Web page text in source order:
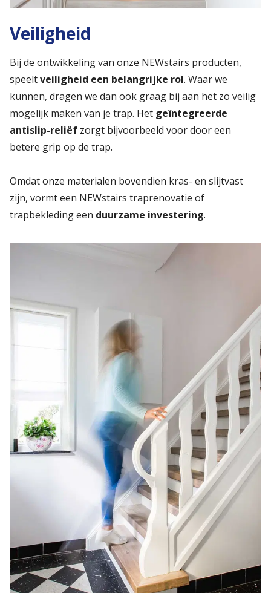
Veiligheid
Bij de ontwikkeling van onze NEWstairs producten,
speeltveiligheid een belangrijke rol. Waar we
kunnen, dragen we dan ook graag bij aan het zo veilig
mogelijk maken van je trap. Het geïntegreerde
antislip-reliëf zorgt bijvoorbeeld voor door een
betere grip op de trap.
Omdat onze materialen bovendien kras- en slijtvast
zijn, vormt een NEWstairs traprenovatie of
trapbekleding een duurzame investering.